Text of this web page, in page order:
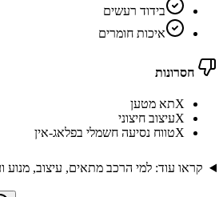
בידוד רעשים
איכות חומרים
חסרונות
Xתא מטען
Xעיצוב חיצוני
Xטווח נסיעה חשמלי בפלאג-אין
קראו עוד: למי הרכב מתאים, עיצוב, מנוע